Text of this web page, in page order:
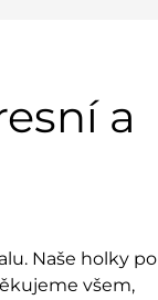
a
Naše holky po
všem,